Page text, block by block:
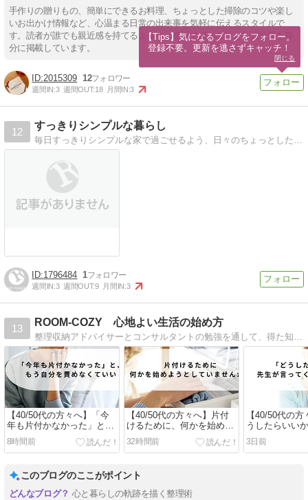
手作りの贈りもの、簡単にできるお料理、ちょっとした掃除のコツや楽し
いお出かけ情報など、心温まる日常の出来事を気軽に伝えるスタイルで
す。読者が誰でも親近感を持てるような、身近でほっこりとした話題を存
分に掲載しています。
2015309 12
週間IN:3 週間OUT:18 月間IN:3
12
すっきりシンプルな暮らし
1796484 1
週間IN:3 週間OUT:9 月間IN:3
13
ROOM-COZY 心地よい生活の始め方
【40/50代の方々へ】「今
年も片付かなかった」と、
もう自分を責めなくてい
い。
8時間前
【40/50代の方々へ】片付
けるために、何かを始めよ
うとしていませんか？
32時間前
【40/50代の
うしたらいい
ってくれない
3日前
このブログのここがポイント
心と暮らしの軌跡を描く整理術
【Tips】気になるブログをフォロー。
登録不要。更新を逃さずキャッチ！
閉じる